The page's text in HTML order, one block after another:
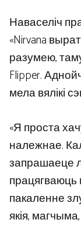
Наваселіч
«Nirvana
разумею,
Flipper.
мела вялікі
«Я проста
належнае.
запрашаеце
пакаленне
якія,